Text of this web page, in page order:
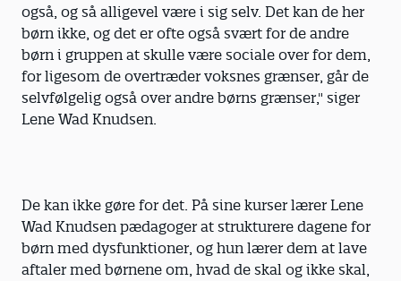
også, og så alligevel være i sig selv. Det kan de her
børn ikke, og det er ofte også svært for de andre
børn i gruppen at skulle være sociale over for dem,
for ligesom de overtræder voksnes grænser, går de
selvfølgelig også over andre børns grænser," siger
Lene Wad Knudsen.
De kan ikke gøre for det. På sine kurser lærer Lene
Wad Knudsen pædagoger at strukturere dagene for
børn med dysfunktioner, og hun lærer dem at lave
aftaler med børnene om, hvad de skal og ikke skal,